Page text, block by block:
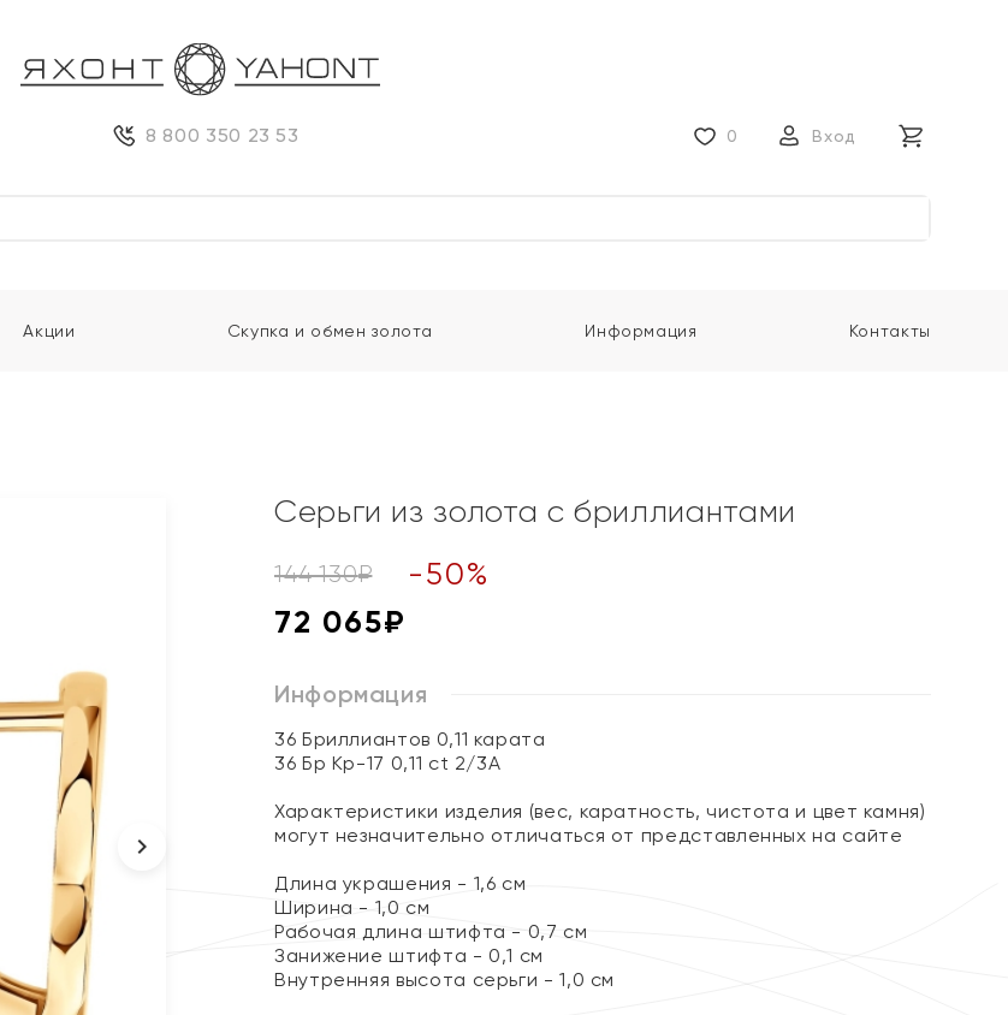
8 800 350 23 53 0 Вход
Акции Скупка и обмен золота Информация Контакты
Серьги из золота с бриллиантами
144 130₽ -50%
72 065₽
Информация
36 Бриллиантов 0,11 карата
36 Бр Кр-17 0,11 ct 2/3А
Характеристики изделия (вес, каратность, чистота и цвет камня)
могут незначительно отличаться от представленных на сайте
Длина украшения - 1,6 см
Ширина - 1,0 см
Рабочая длина штифта - 0,7 см
Занижение штифта - 0,1 см
Внутренняя высота серьги - 1,0 см